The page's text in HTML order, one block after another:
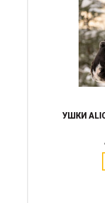
УШКИ